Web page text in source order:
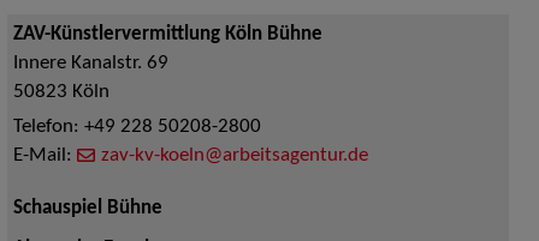
ZAV-Künstlervermittlung Köln Bühne
Innere Kanalstr. 69
50823 Köln
Telefon: +49 228 50208-2800
E-Mail:
zav-kv-koeln@arbeitsagentur.de
Schauspiel Bühne